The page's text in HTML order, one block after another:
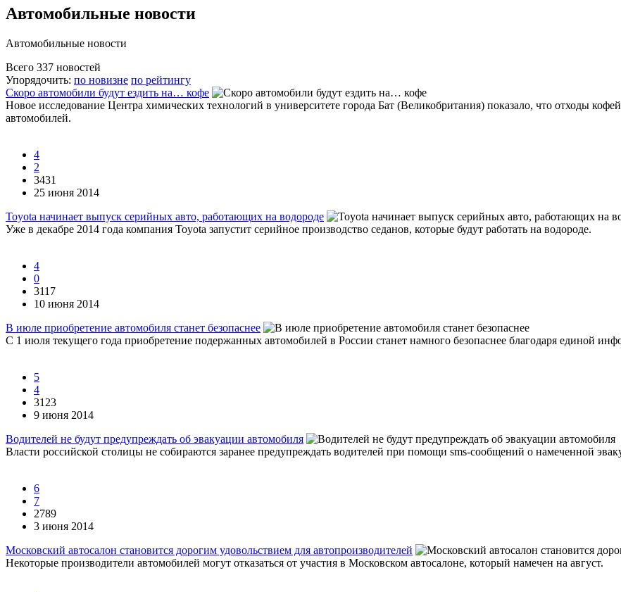
Автомобильные новости
Автомобильные новости
Всего 337 новостей
Упорядочить: по новизне по рейтингу
Скоро автомобили будут ездить на… кофе
Новое исследование Центра химических технологий в университете города Бат (Великобритания) показало, что отходы
автомобилей.
4
2
3431
25 июня 2014
Toyota начинает выпуск серийных авто, работающих на водороде
Уже в декабре 2014 года компания Toyota запустит серийное производство седанов, которые будут работать на водороде.
4
0
3117
10 июня 2014
В июле приобретение автомобиля станет безопаснее
С 1 июля текущего года приобретение подержанных автомобилей в России станет намного безопаснее благодаря единой
5
4
3123
9 июня 2014
Водителей не будут предупреждать об эвакуации автомобиля
Власти российской столицы не собираются заранее предупреждать водителей при помощи sms-сообщений о намеченной
6
7
2789
3 июня 2014
Московский автосалон становится дорогим удовольствием для автопроизводителей
Некоторые производители автомобилей могут отказаться от участия в Московском автосалоне, который намечен на август.